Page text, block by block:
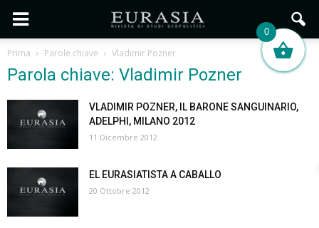
Prima Parole chiave Vladimir Pozner
Parola chiave: Vladimir Pozner
VLADIMIR POZNER, IL BARONE SANGUINARIO,
ADELPHI, MILANO 2012
11 Dicembre 2012
EL EURASIATISTA A CABALLO
20 Ottobre 2012
0